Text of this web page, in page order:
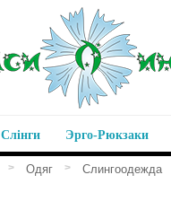
Слінги Эрго-Рюкзаки
> Одяг > Слингоодежда